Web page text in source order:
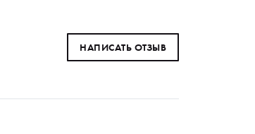
НАПИСАТЬ ОТЗЫВ